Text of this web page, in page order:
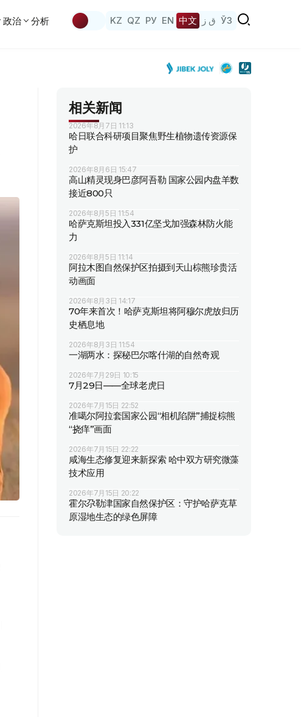
政治 分析 KZ QZ РУ EN 中文 ق ز ЎЗ
相关新闻
2026年8月7日 11:13
哈日联合科研项目聚焦野生植物遗传资源保
护
2026年8月6日 15:47
高山精灵现身巴彦阿吾勒 国家公园内盘羊数
接近800只
2026年8月5日 11:54
哈萨克斯坦投入331亿坚戈加强森林防火能
力
2026年8月5日 11:14
阿拉木图自然保护区拍摄到天山棕熊珍贵活
动画面
2026年8月3日 14:17
70年来首次！哈萨克斯坦将阿穆尔虎放归历
史栖息地
2026年8月3日 11:54
一湖两水：探秘巴尔喀什湖的自然奇观
2026年7月29日 10:15
7月29日——全球老虎日
2026年7月15日 22:52
准噶尔阿拉套国家公园“相机陷阱”捕捉棕熊
“挠痒”画面
2026年7月15日 22:22
咸海生态修复迎来新探索 哈中双方研究微藻
技术应用
2026年7月15日 20:22
霍尔尕勒津国家自然保护区：守护哈萨克草
原湿地生态的绿色屏障